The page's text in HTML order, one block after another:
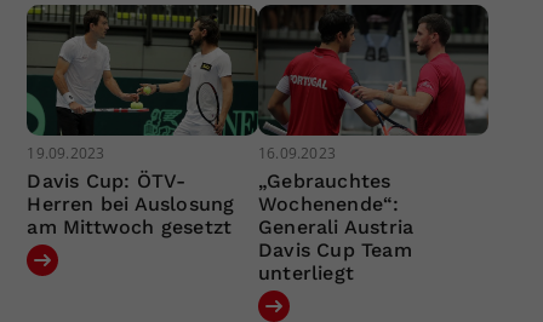
19.09.2023
Davis Cup: ÖTV-
Herren bei Auslosung
am Mittwoch gesetzt
16.09.2023
„Gebrauchtes
Wochenende“:
Generali Austria
Davis Cup Team
unterliegt